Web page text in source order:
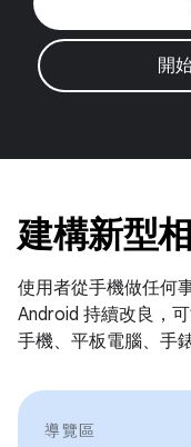
開
建構新型
使用者從手機做任何
Android 持續改良，
手機、平板電腦、手
導覽區